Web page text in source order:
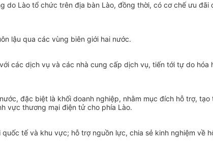
do Lào tổ chức trên địa bàn Lào, đồng thời, có cơ chế ưu
lậu qua các vùng biên giới hai nước.
các dịch vụ và các nhà cung cấp dịch vụ, tiến tới tự do
đặc biệt là khối doanh nghiệp, nhằm mục đích hỗ trợ,
vực thương mại điện tử cho phía Lào.
tế và khu vực; hỗ trợ nguồn lực, chia sẻ kinh nghiệm về